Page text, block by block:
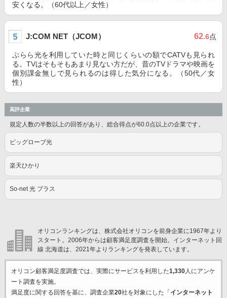
安くなる。（60代以上／女性）
J:COM NET（JCOM） 62.6点
ぷらら光を利用していた時と同じくらいの額でCATVも見られ
る。TVはそもそもあまり見ない方だが、昔のTVドラマや映画を
個別課金無しで見られるのは得した気分になる。（50代／女
性）
高評企業
規定人数の半数以上の回答があり、総合得点が60.0点以上の企業です。
ビッグローブ光
楽天ひかり
So-net 光 プラス
オリコンランキングは、株式会社オリコンを前身企業に1967年より
スタート。2006年からは顧客満足度調査を開始。インターネット回
線 北海道は、2021年よりランキングを発表しています。
オリコン顧客満足度調査では、実際にサービスを利用した1,330人にアンケ
ート調査を実施。
満足度に関する回答を基に、調査企業20社を対象にした「 インターネット